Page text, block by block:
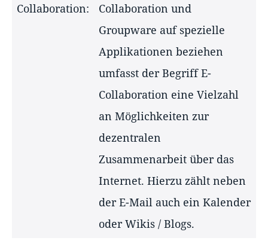
Collaboration:
Collaboration und
Groupware auf spezielle
Applikationen beziehen
umfasst der Begriff E-
Collaboration eine Vielzahl
an Möglichkeiten zur
dezentralen
Zusammenarbeit über das
Internet. Hierzu zählt neben
der E-Mail auch ein Kalender
oder Wikis / Blogs.